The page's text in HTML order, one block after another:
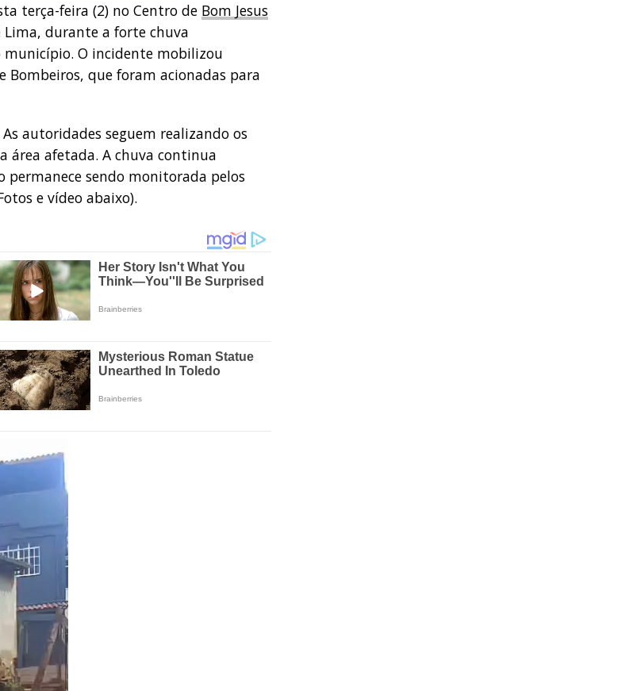
terça-feira (2) no Centro de Bom Jesus
Lima, durante a forte chuva
O incidente mobilizou
Bombeiros, que foram acionadas para
autoridades seguem realizando os
área afetada. A chuva continua
permanece sendo monitorada pelos
e vídeo abaixo).